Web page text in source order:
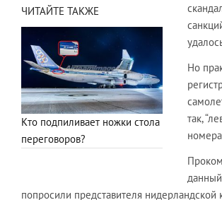
ЧИТАЙТЕ ТАКЖЕ
Кто подпиливает ножки стола
переговоров?
Но
так,
попросили представителя нидерландской